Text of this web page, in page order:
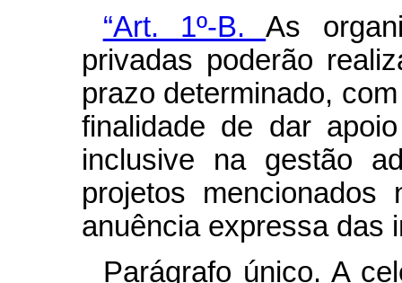
“Art. 1º-B.As
privadas poderão
prazo determinado,
finalidade de dar
inclusive na gestão
projetos
anuência expressa das
Parágrafo único. A